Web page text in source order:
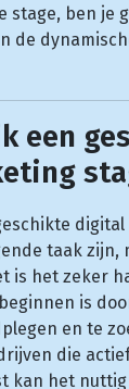
stage, ben je
de
een
taak zijn,
is het zeker
is
en te
die
kan het nuttig